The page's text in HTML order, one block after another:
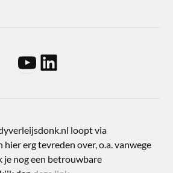
loopt via
hier erg tevreden over, o.a. vanwege
je nog een betrouwbare